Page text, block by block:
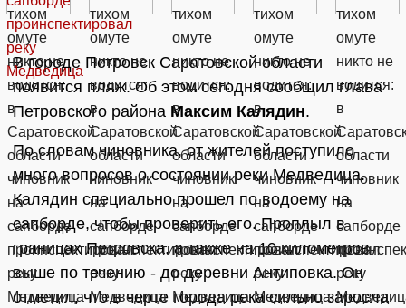
В городе Петровск Саратовской области
появится пляж. Об этом сегодня сообщил глава
Петровского района Максим Калядин.
По словам чиновника, от жителей поступило
много вопросов о состоянии реки Медведица.
Калядин специально прошел по водоему на
сапборде, чтобы проверить его. Проплыл в
границах Петровска, а также на 10 километров
выше по течению - до деревни Антиповка. Он
отметил, что в черте города река сильно заросла